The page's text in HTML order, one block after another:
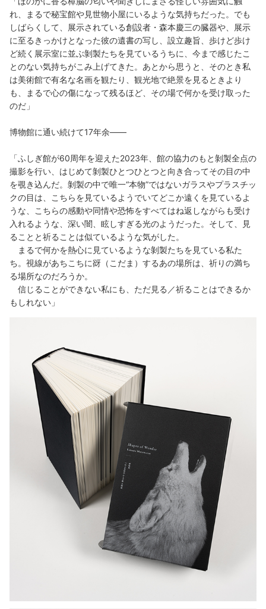
れ、まるで秘宝館や見世物小屋にいるような気持ちだった。でも
しばらくして、展示されている創設者・森本慶三の臓器や、展示
に至るきっかけとなった彼の遺書の写し、設立趣旨、歩けど歩け
ど続く展示室に並ぶ剝製たちを見ているうちに、今まで感じたこ
とのない気持ちがこみ上げてきた。あとから思うと、そのとき私
は美術館で有名な名画を観たり、観光地で絶景を見るときより
も、まるで心の傷になって残るほど、その場で何かを受け取った
のだ」
博物館に通い続けて17年余――
「ふしぎ館が60周年を迎えた2023年、館の協力のもと剝製全点の
撮影を行い、はじめて剝製ひとつひとつと向き合ってその目の中
を覗き込んだ。剝製の中で唯一“本物”ではないガラスやプラスチッ
クの目は、こちらを見ているようでいてどこか遠くを見ているよ
うな、こちらの感動や同情や恐怖をすべてはね返しながらも受け
入れるような、深い闇、眩しすぎる光のようだった。そして、見
ることと祈ることは似ているような気がした。
まるで何かを熱心に見ているような剝製たちを見ている私た
ち。視線があちこちに谺（こだま）するあの場所は、祈りの満ち
る場所なのだろうか。
信じることができない私にも、ただ見る／祈ることはできるか
もしれない」